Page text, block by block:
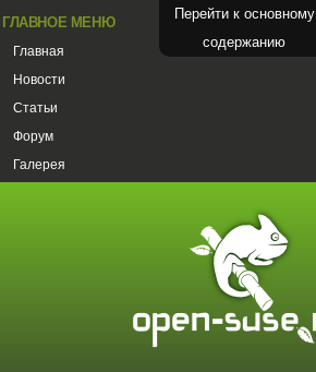
Перейти к основному
содержанию
ГЛАВНОЕ МЕНЮ
Главная
Новости
Статьи
Форум
Галерея